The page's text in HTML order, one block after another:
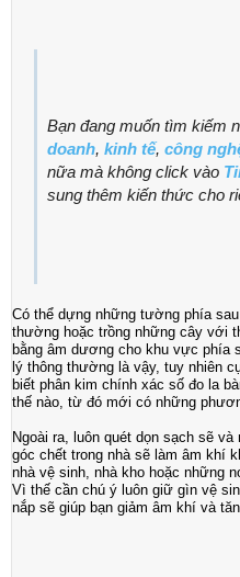
Bạn đang muốn tìm kiếm
doanh, kinh tế, công
nữa mà không click vào
sung thêm kiến thức cho
Có thể dựng những tường phía
thường hoặc trồng những cây với
bằng âm dương cho khu vực phía
lý thông thường là vậy, tuy nhiên
biết phân kim chính xác số đo la
thế nào, từ đó mới có những
Ngoài ra, luôn quét dọn sạch sẽ
góc chết trong nhà sẽ làm âm khí
nhà vệ sinh, nhà kho hoặc những
Vì thế cần chú ý luôn giữ gìn vệ
nắp sẽ giúp bạn giảm âm khí và